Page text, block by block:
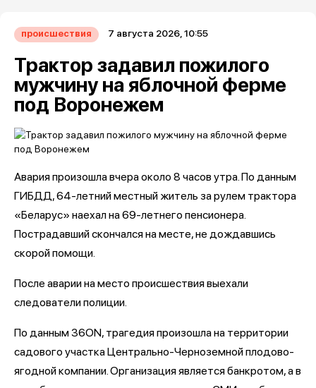
происшествия 7 августа 2026, 10:55
Трактор задавил пожилого
мужчину на яблочной ферме
под Воронежем
Авария произошла вчера около 8 часов утра. По данным
ГИБДД, 64-летний местный житель за рулем трактора
«Беларус» наехал на 69-летнего пенсионера.
Пострадавший скончался на месте, не дождавшись
скорой помощи.
После аварии на место происшествия выехали
следователи полиции.
По данным 36ON, трагедия произошла на территории
садового участка Центрально-Черноземной плодово-
ягодной компании. Организация является банкротом, а в